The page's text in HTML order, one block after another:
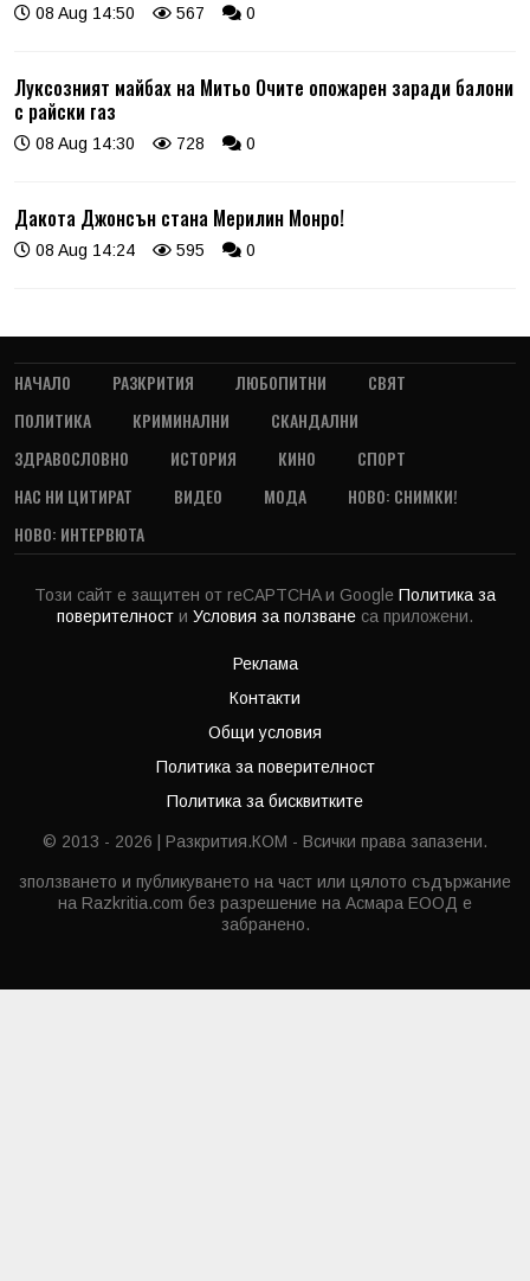
08 Aug 14:50 567 0
Луксозният майбах на Митьо Очите опожарен заради балони
с райски газ
08 Aug 14:30 728 0
Дакота Джонсън стана Мерилин Монро!
08 Aug 14:24 595 0
НАЧАЛО РАЗКРИТИЯ ЛЮБОПИТНИ
СВЯТ
ПОЛИТИКА
КРИМИНАЛНИ
СКАНДАЛНИ
ЗДРАВОСЛОВНО
ИСТОРИЯ КИНО
СПОРТ
НАС НИ ЦИТИРАТ
ВИДЕО МОДА
НОВО: СНИМКИ!
НОВО: ИНТЕРВЮТА
Този сайт е защитен от reCAPTCHA и Google Политика за
поверителност и Условия за ползване са приложени.
Реклама
Контакти
Общи условия
Политика за поверителност
Политика за бисквитките
© 2013 - 2026 | Разкрития.КОМ - Всички права запазени.
зползването и публикуването на част или цялото съдържание
на Razkritia.com без разрешение на Асмара ЕООД е
забранено.